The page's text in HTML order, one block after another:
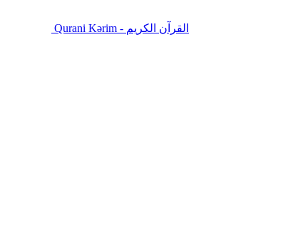
Qurani Kərim - القرآن الكريم